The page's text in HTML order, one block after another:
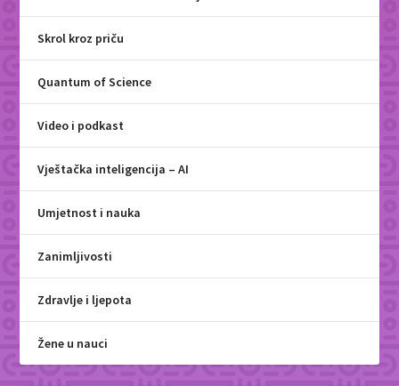
Skrol kroz priču
Quantum of Science
Video i podkast
Vještačka inteligencija – AI
Umjetnost i nauka
Zanimljivosti
Zdravlje i ljepota
Žene u nauci